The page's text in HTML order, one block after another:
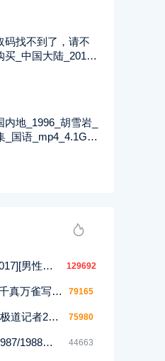
码找不到了，请不
买_中国大陆_2013_
内地_1996_胡雪岩_
_国语_mp4_4.1G_
[BD-720P][韩国][2017][男性的17种幻想][崔在焕/朴庆熙][韩语中字][MP4/1.5G][HD高清] 129692
[百度][台湾][不详][千真万雀写真集][12集][MKV] 79165
[百度][日本][1994][极道记者2马券転生篇][日语/中文软字幕][DVDISO/4.00GB] 75980
[台湾/大陆][1986/1987/1988等][四大美人合集DVD][西施/貂蝉/杨贵妃等][潘迎紫/寇世勋/顾冠忠][144集全][国语中字][88DVD/iso] 44663